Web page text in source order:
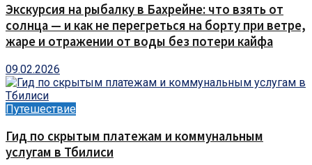
Экскурсия на рыбалку в Бахрейне: что взять от
солнца — и как не перегреться на борту при ветре,
жаре и отражении от воды без потери кайфа
09.02.2026
Путешествие
Гид по скрытым платежам и коммунальным
услугам в Тбилиси